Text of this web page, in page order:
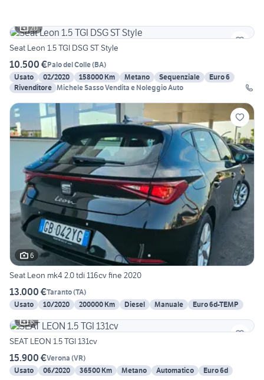
20
Seat Leon 1.5 TGI DSG ST Style
10.500 €Palo del Colle(BA)
Usato
02/2020 158000 Km Metano Sequenziale
Euro 6
Rivenditore Michele Sasso Vendita e Noleggio Auto
6
Seat Leon mk4 2.0 tdi 116cv fine 2020
13.000 €Taranto(TA)
Usato
10/2020 200000 Km Diesel Manuale
Euro 6d-TEMP
6
SEAT LEON 1.5 TGI 131cv
15.900 €Verona (VR)
Usato
06/2020 36500 Km Metano Automatico Euro 6d